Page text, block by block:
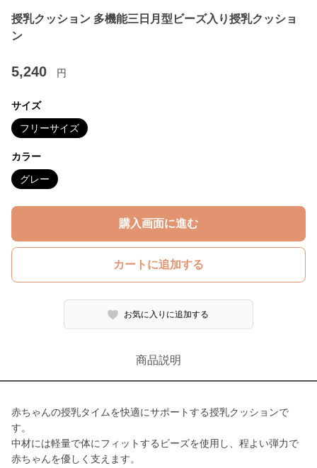
授乳クッション 多機能三日月型ビーズ入り授乳クッショ
ン
5,240 円
サイズ
フリーサイズ
カラー
グレー
購入画面に進む
カートに追加する
お気に入りに追加する
商品説明
赤ちゃんの授乳タイムを快適にサポートする授乳クッションで
す。
中材には軽量で体にフィットするビーズを使用し、程よい弾力で
赤ちゃんを優しく支えます。